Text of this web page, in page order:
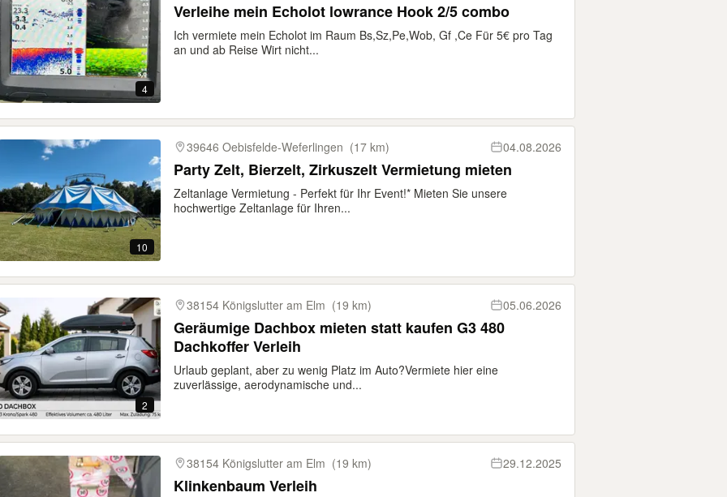
4
Verleihe mein Echolot lowrance Hook 2/5 combo
Ich vermiete mein Echolot im Raum Bs,Sz,Pe,Wob, Gf ,Ce Für 5€ pro Tag
an und ab Reise Wirt nicht...
10
39646 Oebisfelde-Weferlingen (17 km) 04.08.2026
Party Zelt, Bierzelt, Zirkuszelt Vermietung mieten
Zeltanlage Vermietung - Perfekt für Ihr Event!* Mieten Sie unsere
hochwertige Zeltanlage für Ihren...
2
38154 Königslutter am Elm (19 km) 05.06.2026
Geräumige​ Dachbox mieten statt kaufen G3 480
Dachkoffer Verleih
​Urlaub geplant, aber zu wenig Platz im Auto? ​Vermiete hier eine
zuverlässige, aerodynamische und...
38154 Königslutter am Elm (19 km) 29.12.2025
Klinkenbaum Verleih